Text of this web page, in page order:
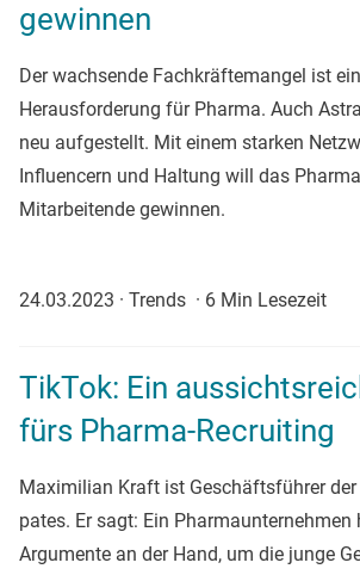
gewinnen
Der wachsende Fachkräftemangel ist
Herausforderung für Pharma. Auch
neu aufgestellt. Mit einem starken
Influencern und Haltung will das
Mitarbeitende gewinnen.
24.03.2023 · Trends · 6 Min Lesezeit
TikTok: Ein
fürs Pharma-Recruiting
Maximilian Kraft ist Geschäftsführer
pates. Er sagt: Ein Pharmaunternehmen
Argumente an der Hand, um die junge